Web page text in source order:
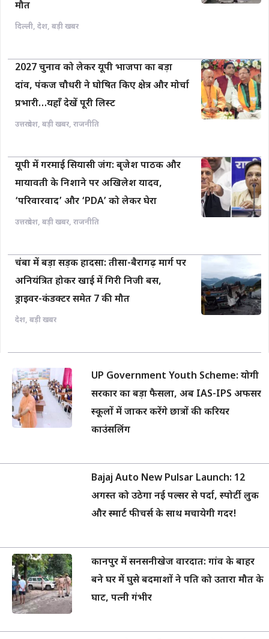
मौत
दिल्ली, देश, बड़ी खबर
2027 चुनाव को लेकर यूपी भाजपा का बड़ा
दांव, पंकज चौधरी ने घोषित किए क्षेत्र और मोर्चा
प्रभारी…यहाँ देखें पूरी लिस्ट
उत्तरप्रदेश, बड़ी खबर, राजनीति
यूपी में गरमाई सियासी जंग: बृजेश पाठक और
मायावती के निशाने पर अखिलेश यादव,
‘परिवारवाद’ और ‘PDA’ को लेकर घेरा
उत्तरप्रदेश, बड़ी खबर, राजनीति
चंबा में बड़ा सड़क हादसा: तीसा-बैरागढ़ मार्ग पर
अनियंत्रित होकर खाई में गिरी निजी बस,
ड्राइवर-कंडक्टर समेत 7 की मौत
देश, बड़ी खबर
UP Government Youth Scheme: योगी
सरकार का बड़ा फैसला, अब IAS-IPS अफसर
स्कूलों में जाकर करेंगे छात्रों की करियर
काउंसलिंग
Bajaj Auto New Pulsar Launch: 12
अगस्त को उठेगा नई पल्सर से पर्दा, स्पोर्टी लुक
और स्मार्ट फीचर्स के साथ मचायेगी गदर!
कानपुर में सनसनीखेज वारदात: गांव के बाहर
बने घर में घुसे बदमाशों ने पति को उतारा मौत के
घाट, पत्नी गंभीर